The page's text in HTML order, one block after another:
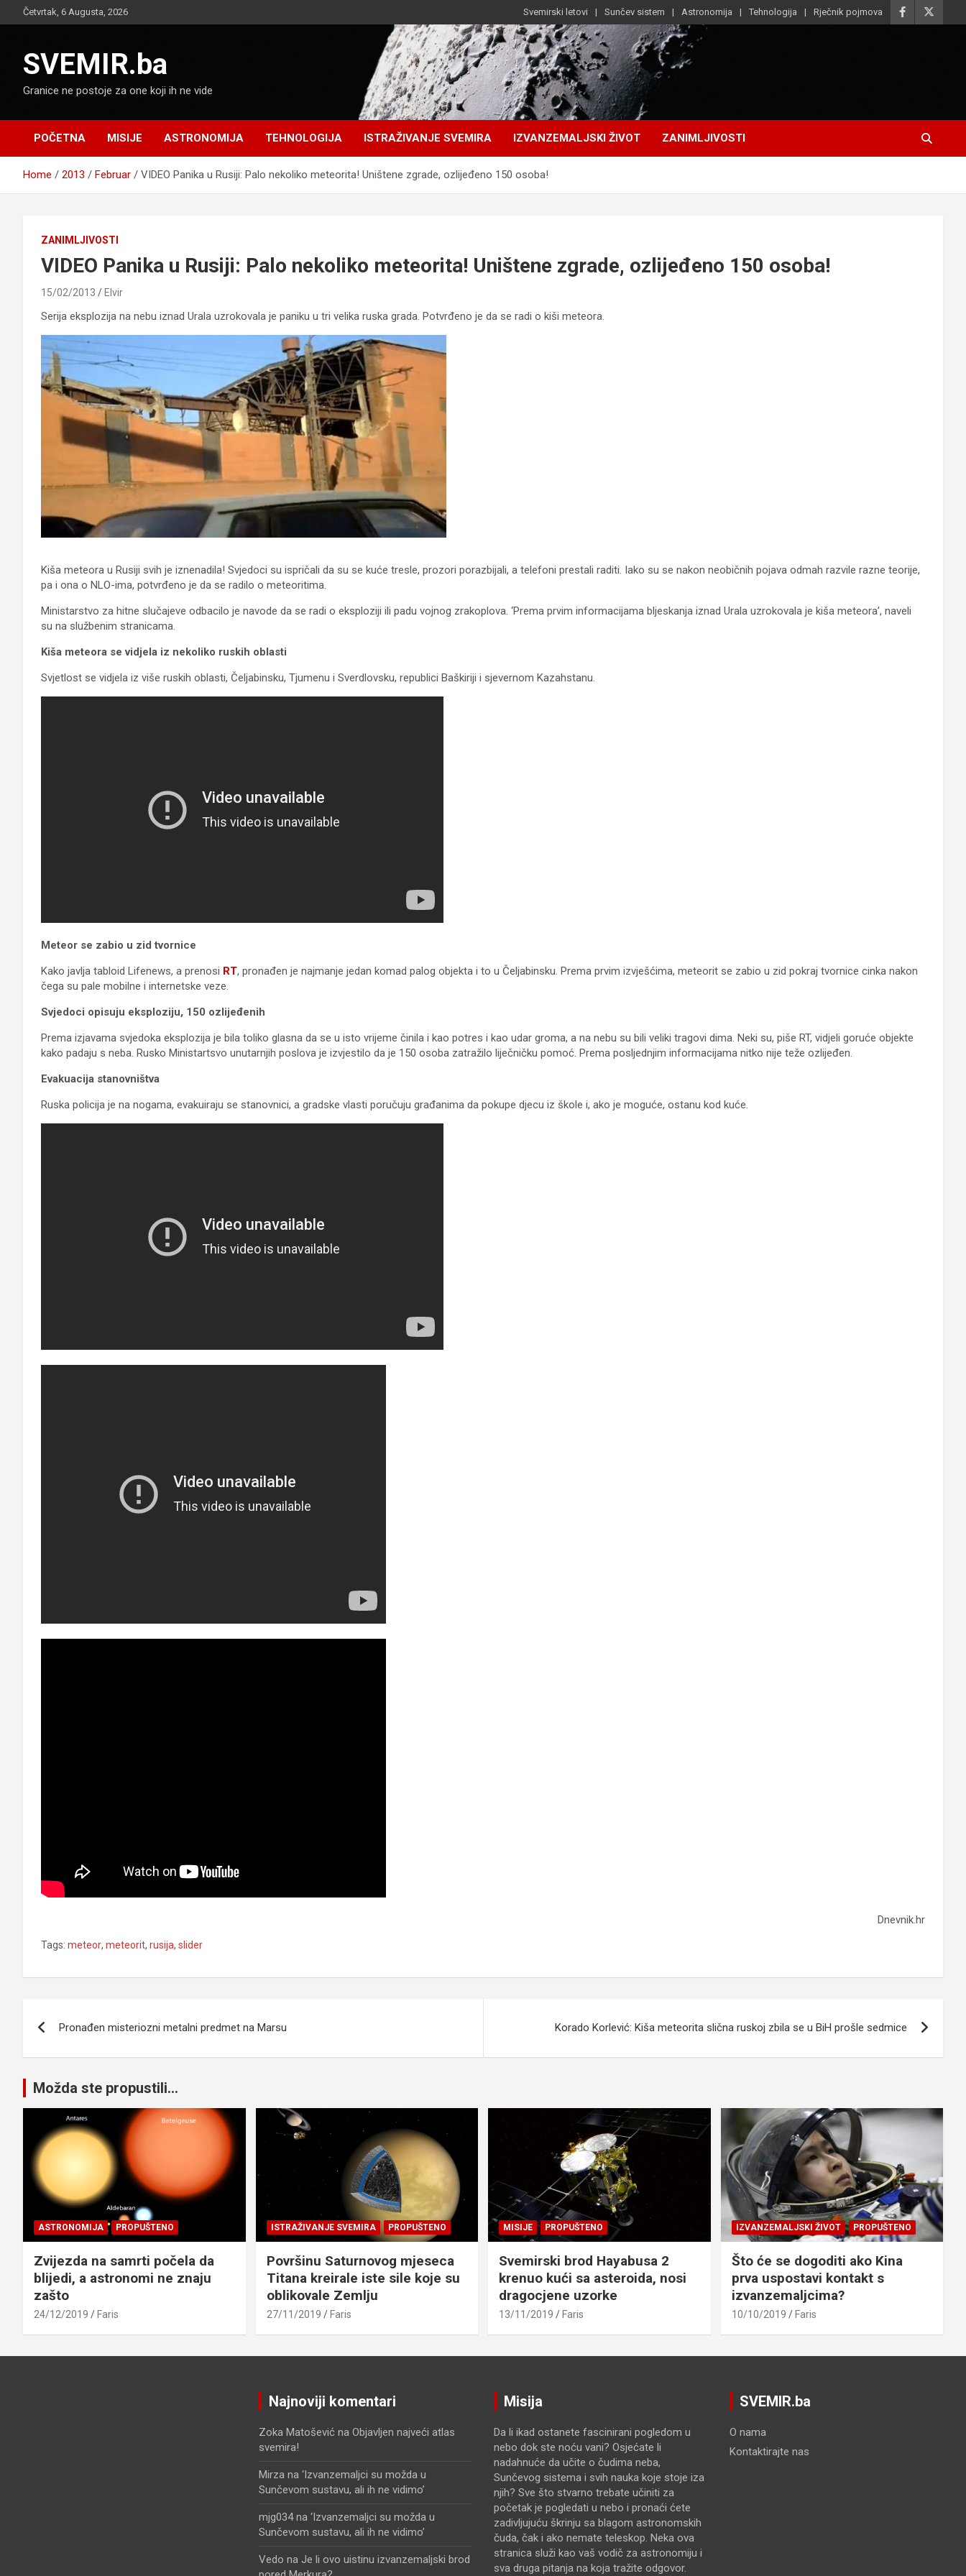
to
Četvrtak, 6 Augusta, 2026 Svemirski letovi Sunčev sistem Astronomija Tehnologija Rječnik pojmova
SVEMIR.ba
Granice ne postoje za one koji ih ne vide
POČETNA MISIJE ASTRONOMIJA TEHNOLOGIJA ISTRAŽIVANJE SVEMIRA IZVANZEMALJSKI ŽIVOT ZANIMLJIVOSTI
Home 2013 Februar VIDEO Panika u Rusiji: Palo nekoliko meteorita! Uništene zgrade, ozlijeđeno 150 osoba!
ZANIMLJIVOSTI
VIDEO Panika u Rusiji: Palo nekoliko meteorita! Uništene zgrade, ozlijeđeno 150 osoba!
15/02/2013 Elvir
Serija eksplozija na nebu iznad Urala uzrokovala je paniku u tri velika ruska grada. Potvrđeno je da se radi o kiši meteora.
Kiša meteora u Rusiji svih je iznenadila! Svjedoci su ispričali da su se kuće tresle, prozori porazbijali, a telefoni prestali raditi. Iako su se nakon neobičnih pojava odmah razvile razne teorije,
pa i ona o NLO-ima, potvrđeno je da se radilo o meteoritima.
Ministarstvo za hitne slučajeve odbacilo je navode da se radi o eksploziji ili padu vojnog zrakoplova. ‘Prema prvim informacijama bljeskanja iznad Urala uzrokovala je kiša meteora’, naveli
su na službenim stranicama.
Kiša meteora se vidjela iz nekoliko ruskih oblasti
Svjetlost se vidjela iz više ruskih oblasti, Čeljabinsku, Tjumenu i Sverdlovsku, republici Baškiriji i sjevernom Kazahstanu.
Meteor se zabio u zid tvornice
Kako javlja tabloid Lifenews, a prenosi RT, pronađen je najmanje jedan komad palog objekta i to u Čeljabinsku. Prema prvim izvješćima, meteorit se zabio u zid pokraj tvornice cinka nakon
čega su pale mobilne i internetske veze.
Svjedoci opisuju eksploziju, 150 ozlijeđenih
Prema izjavama svjedoka eksplozija je bila toliko glasna da se u isto vrijeme činila i kao potres i kao udar groma, a na nebu su bili veliki tragovi dima. Neki su, piše RT, vidjeli goruće objekte
kako padaju s neba. Rusko Ministartsvo unutarnjih poslova je izvjestilo da je 150 osoba zatražilo liječničku pomoć. Prema posljednjim informacijama nitko nije teže ozlijeđen.
Evakuacija stanovništva
Ruska policija je na nogama, evakuiraju se stanovnici, a gradske vlasti poručuju građanima da pokupe djecu iz škole i, ako je moguće, ostanu kod kuće.
Dnevnik.hr
Tags: meteor, meteorit, rusija, slider
članaka
Pronađen misteriozni metalni predmet na Marsu Korado Korlević: Kiša meteorita slična ruskoj zbila se u BiH prošle sedmice
Možda ste propustili...
ASTRONOMIJA PROPUŠTENO
Zvijezda na samrti počela da
blijedi, a astronomi ne znaju
zašto
24/12/2019 Faris
ISTRAŽIVANJE SVEMIRA PROPUŠTENO
Površinu Saturnovog mjeseca
Titana kreirale iste sile koje su
oblikovale Zemlju
27/11/2019 Faris
MISIJE PROPUŠTENO
Svemirski brod Hayabusa 2
krenuo kući sa asteroida, nosi
dragocjene uzorke
13/11/2019 Faris
IZVANZEMALJSKI ŽIVOT PROPUŠTENO
Što će se dogoditi ako Kina
prva uspostavi kontakt s
izvanzemaljcima?
10/10/2019 Faris
Najnoviji komentari
Zoka Matoševićna Objavljen najveći atlas
svemira!
Mirzana ‘Izvanzemaljci su možda u
Sunčevom sustavu, ali ih ne vidimo’
mjg034na ‘Izvanzemaljci su možda u
Sunčevom sustavu, ali ih ne vidimo’
Vedo na Je li ovo uistinu izvanzemaljski brod
Misija
Da li ikad ostanete fascinirani pogledom u
nebo dok ste noću vani? Osjećate li
nadahnuće da učite o čudima neba,
Sunčevog sistema i svih nauka koje stoje iza
njih? Sve što stvarno trebate učiniti za
početak je pogledati u nebo i pronaći ćete
zadivljujuću škrinju sa blagom astronomskih
čuda, čak i ako nemate teleskop. Neka ova
stranica služi kao vaš vodič za astronomiju i
sva druga pitanja na koja tražite odgovor.
SVEMIR.ba
O nama
Kontaktirajte nas